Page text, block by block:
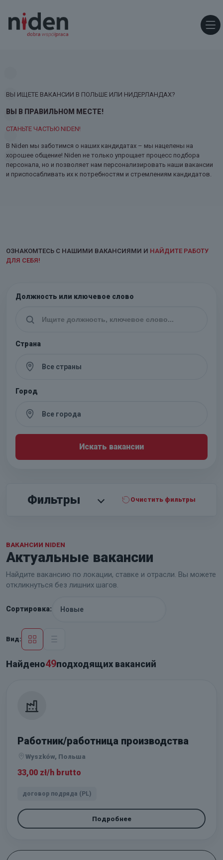
ВЫ ИЩЕТЕ ВАКАНСИИ В ПОЛЬШЕ ИЛИ НИДЕРЛАНДАХ?
ВЫ В ПРАВИЛЬНОМ МЕСТЕ!
СТАНЬТЕ ЧАСТЬЮ NIDEN!
В Niden мы заботимся о наших кандидатах – мы нацелены на
хорошее общение! Niden не только упрощает процесс подбора
персонала, но и позволяет нам персонализировать наши вакансии
и приспосабливать их к потребностям и стремлениям кандидатов.
ОЗНАКОМТЕСЬ С НАШИМИ ВАКАНСИЯМИ И НАЙДИТЕ РАБОТУ
ДЛЯ СЕБЯ!
Должность или ключевое слово
Страна
Город
Искать вакансии
Фильтры Очистить фильтры
ВАКАНСИИ NIDEN
Актуальные вакансии
Найдите вакансию по локации, ставке и отрасли. Вы можете
откликнуться без лишних шагов.
Сортировка:
Вид:
Найдено49подходящих вакансий
Работник/работница производства
Wyszków, Польша
33,00 zł/h brutto
договор подряда (PL)
Подробнее